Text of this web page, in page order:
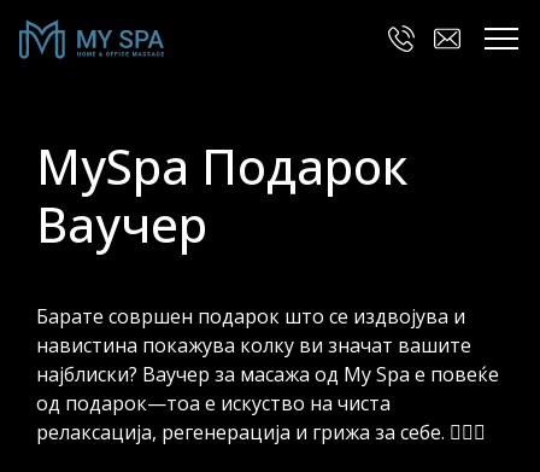
MySpa Подарок
Ваучер
Барате совршен подарок што се издвојува и
навистина покажува колку ви значат вашите
најблиски? Ваучер за масажа од My Spa е повеќе
од подарок—тоа е искуство на чиста
релаксација, регенерација и грижа за себе. 💆‍♀️✨